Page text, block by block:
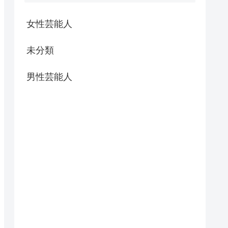
女性芸能人
未分類
男性芸能人